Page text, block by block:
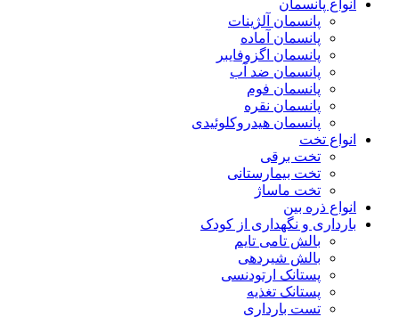
انواع پانسمان
پانسمان آلژینات
پانسمان آماده
پانسمان اگزوفایبر
پانسمان ضد آب
پانسمان فوم
پانسمان نقره
پانسمان هیدروکلوئیدی
انواع تخت
تخت برقی
تخت بیمارستانی
تخت ماساژ
انواع ذره بین
بارداری و نگهداری از کودک
بالش تامی تایم
بالش شیردهی
پستانک ارتودنسی
پستانک تغذیه
تست بارداری